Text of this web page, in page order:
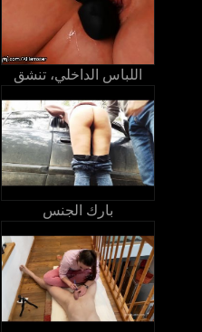
اللباس الداخلي، تنشق
بارك الجنس